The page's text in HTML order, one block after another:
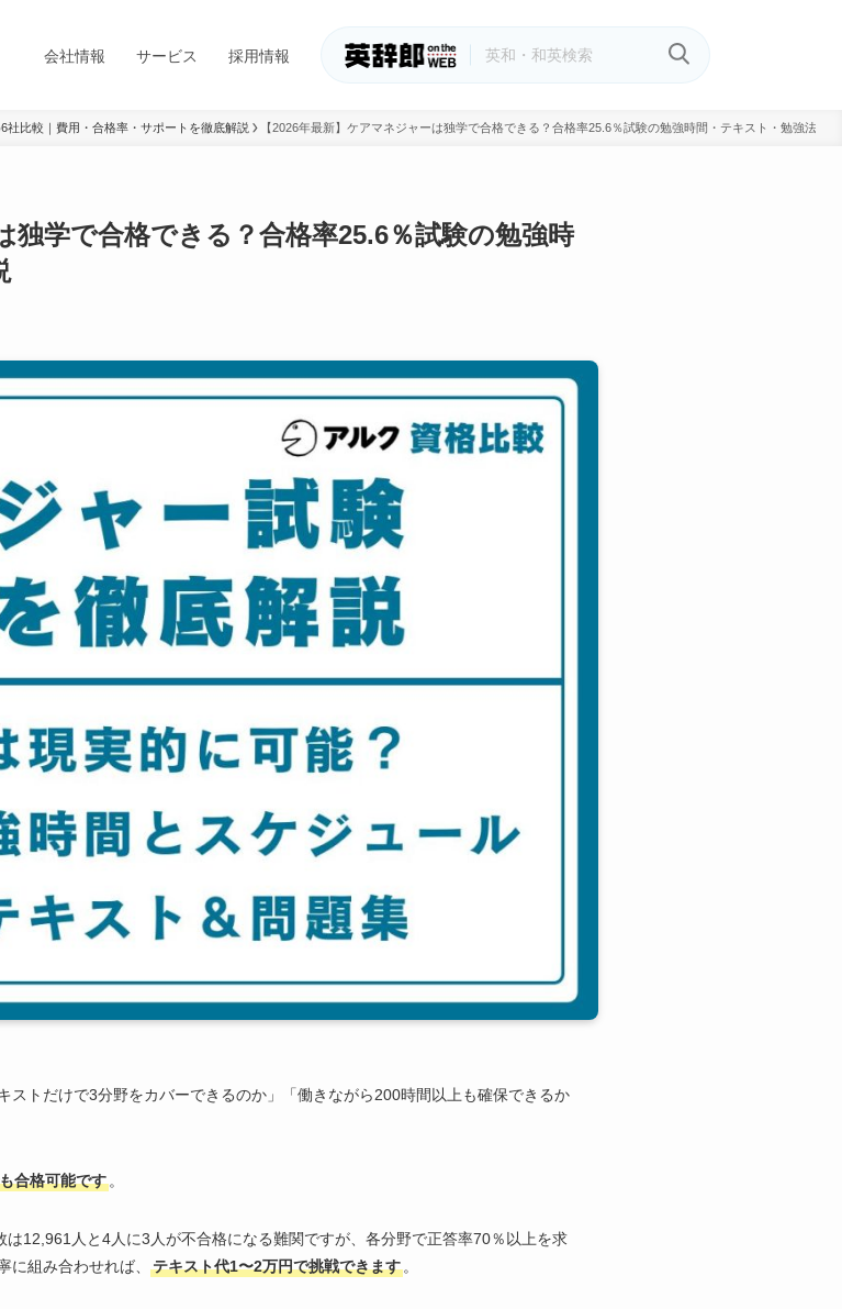
会社情報 サービス 採用情報
社比較｜費用・合格率・サポートを徹底解説 【2026年最新】ケアマネジャーは独学で合格できる？合格率25.6％試験の勉強時間・テキスト・勉強法を
独学で合格できる？合格率25.6％試験の勉強時
ストだけで3分野をカバーできるのか」「働きながら200時間以上も確保できるか
合格可能です。
12,961人と4人に3人が不合格になる難関ですが、各分野で正答率70％以上を求
組み合わせれば、
テキスト代1〜2万円で挑戦できます。